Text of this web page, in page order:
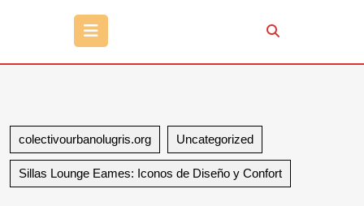
Botón
colectivourbanolugris.org Uncategorized
Sillas Lounge Eames: Iconos de Diseño y Confort